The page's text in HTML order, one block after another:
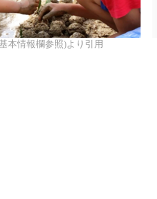
本情報欄参照)より引用